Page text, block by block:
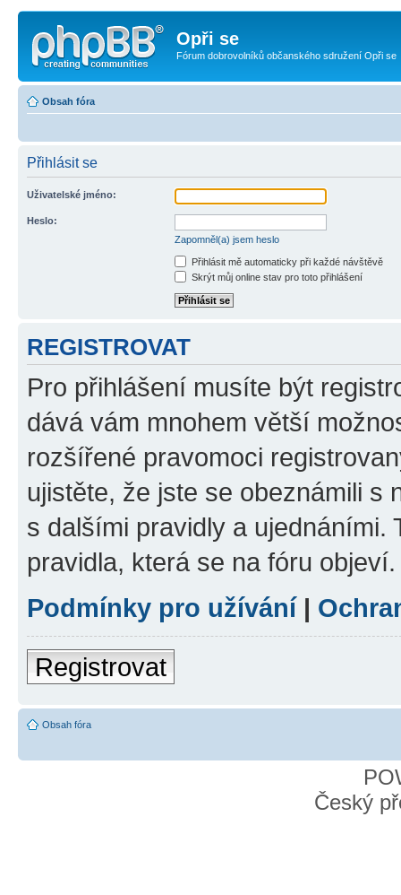
Opři se
Fórum dobrovolníků občanského sdružení Opři se
Obsah fóra
Přihlásit se
Uživatelské jméno:
Heslo:
Zapomněl(a) jsem heslo
Přihlásit mě automaticky při každé návštěvě
Skrýt můj online stav pro toto přihlášení
REGISTROVAT
Pro přihlášení musíte být
dává vám mnohem větší
rozšířené pravomoci
ujistěte, že jste se obeznámili s
s dalšími pravidly a ujednáními.
pravidla, která se na fóru objeví.
Podmínky pro užívání |
Registrovat
Obsah fóra
Český